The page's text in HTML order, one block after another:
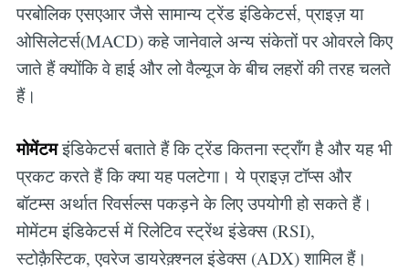
परबोलिक एसएआर जैसे सामान्य ट्रेंड इंडिकेटर्स, प्राइज़ या
ओसिलेटर्स(MACD) कहे जानेवाले अन्य संकेतों पर ओवरले किए
जाते हैं क्योंकि वे हाई और लो वैल्यूज के बीच लहरों की तरह चलते
हैं।
मोमेंटमइंडिकेटर्स बताते हैं कि ट्रेंड कितना स्ट्रॉंग है और यह भी
प्रकट करते हैं कि क्या यह पलटेगा। ये प्राइज़ टॉप्स और
बॉटम्स अर्थात रिवर्सल्स पकड़ने के लिए उपयोगी हो सकते हैं।
मोमेंटम इंडिकेटर्स में रिलेटिव स्ट्रेंथ इंडेक्स (RSI),
स्टोक़ैस्टिक, एवरेज डायरेक़्श्नल इंडेक्स (ADX) शामिल हैं।